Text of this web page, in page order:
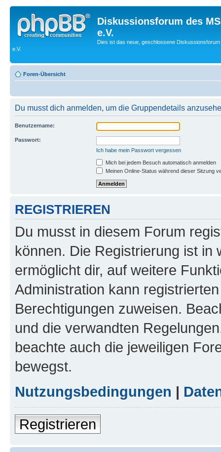
Diskussionsforum des
e.V.
Dies ist das neue, geschlossene
e.V.
Foren-Übersicht
Du musst dich anmelden, um die Gruppendetails
Benutzername:
Passwort:
Ich habe mein Passwort vergessen
Mich bei jedem Besuch automatisch anmelden
Meinen Online-Status während dieser Sitzung
REGISTRIEREN
Du musst in diesem Forum
können. Die Registrierung ist in
ermöglicht dir, auf weitere
Administration kann
Berechtigungen zuweisen.
und die verwandten
beachte auch die jeweiligen
bewegst.
Nutzungsbedingungen |
Registrieren